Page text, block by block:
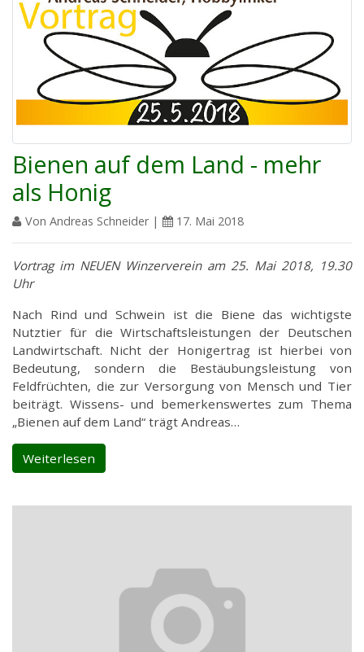
Bienen auf dem Land - mehr
als Honig
Von Andreas Schneider | 17. Mai 2018
Vortrag im NEUEN Winzerverein am 25. Mai 2018, 19.30
Uhr
Nach Rind und Schwein ist die Biene das wichtigste
Nutztier für die Wirtschaftsleistungen der Deutschen
Landwirtschaft. Nicht der Honigertrag ist hierbei von
Bedeutung, sondern die Bestäubungsleistung von
Feldfrüchten, die zur Versorgung von Mensch und Tier
beiträgt. Wissens- und bemerkenswertes zum Thema
„Bienen auf dem Land“ trägt Andreas…
Weiterlesen